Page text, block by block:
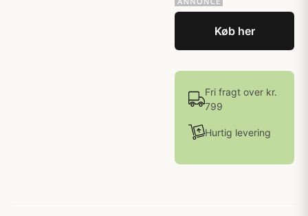
Køb her
Fri fragt over kr.
799
Hurtig levering